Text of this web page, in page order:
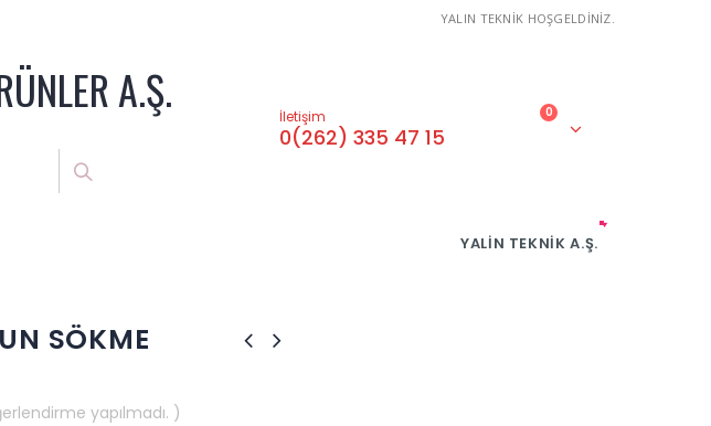
YALIN TEKNİK HOŞGELDİNİZ.
A.Ş. İletişim
0(262) 335 47 15
0
YALIN TEKNIK A.Ş.
SÖKME
yapılmadı. )